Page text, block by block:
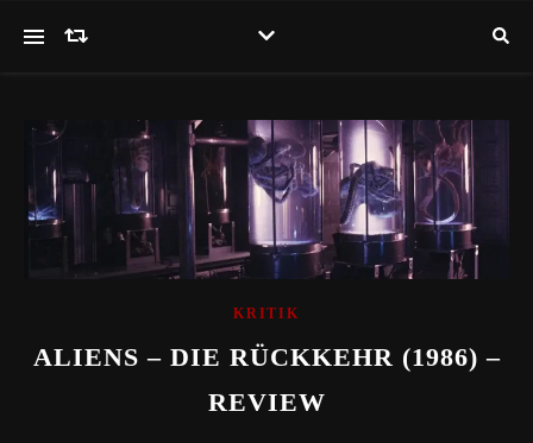
KRITIK
ALIENS – DIE RÜCKKEHR (1986) –
REVIEW